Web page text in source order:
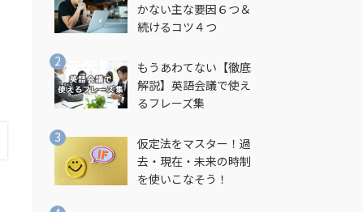
かない主な要因６つ＆
続けるコツ４つ
もうあわてない【徹底
解説】英語会議で使え
るフレーズ集
仮定法をマスター！過
去・現在・未来の時制
を使いこなそう！